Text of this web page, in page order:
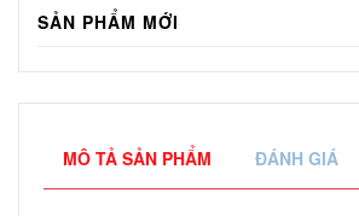
SẢN PHẨM MỚI
MÔ TẢ SẢN PHẨM ĐÁNH GIÁ